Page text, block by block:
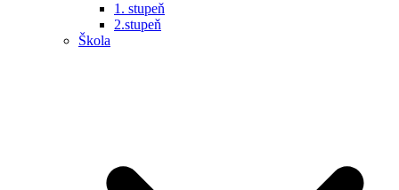
1. stupeň
2.stupeň
Škola